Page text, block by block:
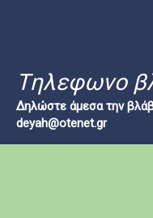
Tηλεφωνο
Δηλώστε άμεσα την
deyah@otenet.gr